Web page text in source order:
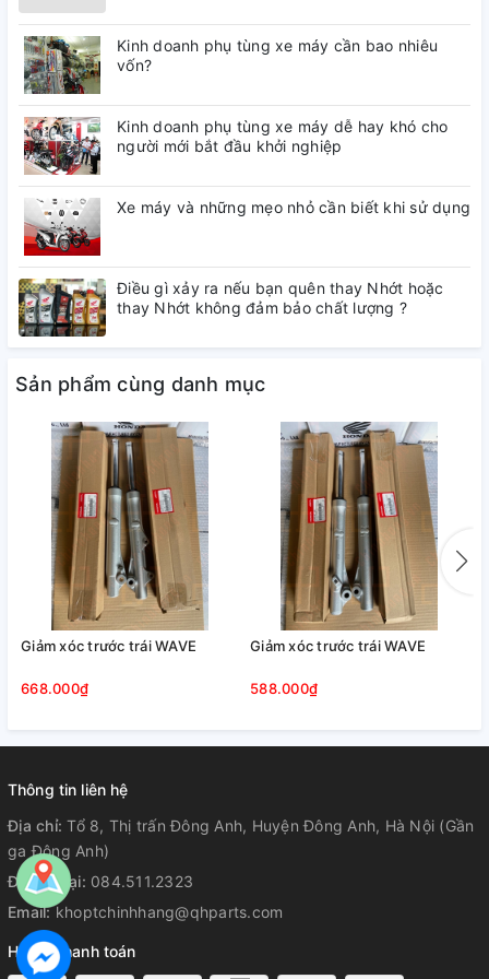
toàn cho chiếc xe của bạn và cho chính bạn.
KHO PHỤ TÙNG CHÍNH HÃNG rất hân hạnh được đồng hành
cùng quý khách trên mọi chặng đường.
Chúng tôi chuyên cung cấp sỉ/lẻ tất cả phụ tùng xe máy
HONDA chính hãng. Đầy đủ nhãn mác, nguồn gốc xuất xứ rõ
ràng.
Vui lòng liên hệ hotline/zalo:0845.11.23.23- 0918596473 để
được tư vấn nhanh nhất.
Kinh doanh phụ tùng xe máy cần bao nhiêu
vốn?
Kinh doanh phụ tùng xe máy dễ hay khó cho
người mới bắt đầu khởi nghiệp
Xe máy và những mẹo nhỏ cần biết khi sử dụng
Điều gì xảy ra nếu bạn quên thay Nhớt hoặc
thay Nhớt không đảm bảo chất lượng ?
Sản phẩm cùng danh mục
Giảm xóc trước trái WAVE
668.000₫
Giảm xóc trước trái WAVE
588.000₫
Thông tin liên hệ
Địa chỉ:Tổ 8, Thị trấn Đông Anh, Huyện Đông Anh, Hà Nội (Gần
ga Đông Anh)
Điện thoại: 084.511.2323
Email:khoptchinhhang@qhparts.com
Hỗ trợ thanh toán